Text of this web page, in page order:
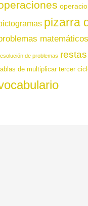
pizarra
matemáticos
de problemas restas
de multiplicar tercer